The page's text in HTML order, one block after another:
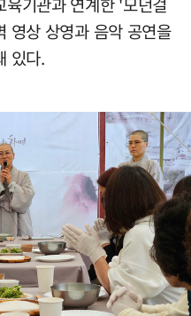
영상 상영과 음악 공연을
있다.